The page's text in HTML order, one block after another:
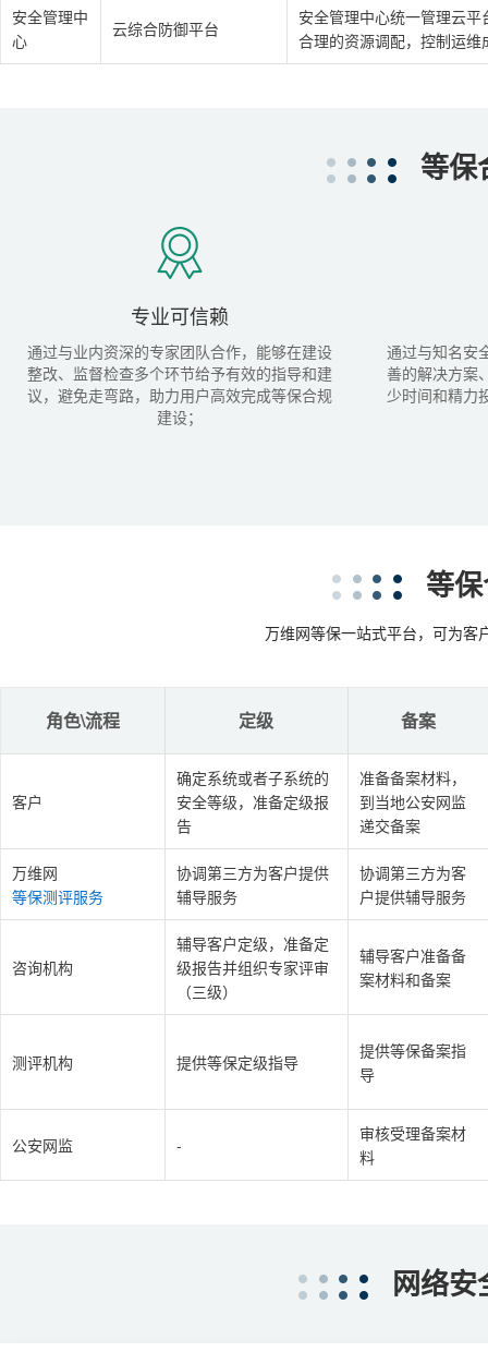
安全管理中
心
云综合防御平台
安全管理中心统一管理云
合理的资源调配，控制运
等保
专业可信赖
通过与业内资深的专家团队合作，能够在建设
整改、监督检查多个环节给予有效的指导和建
议，避免走弯路，助力用户高效完成等保合规
建设；
通过与知名安
善的解决方案
少时间和精力
等
万维网等保一站式平台，可为客
角色\流程 定级 备案
客户
确定系统或者子系统的
安全等级，准备定级报
告
准备备案材料，
到当地公安网监
递交备案
万维网
等保测评服务
协调第三方为客户提供
辅导服务
协调第三方为客
户提供辅导服务
咨询机构
辅导客户定级，准备定
级报告并组织专家评审
（三级）
辅导客户准备备
案材料和备案
测评机构 提供等保定级指导
提供等保备案指
导
公安网监 -
审核受理备案材
料
网络安